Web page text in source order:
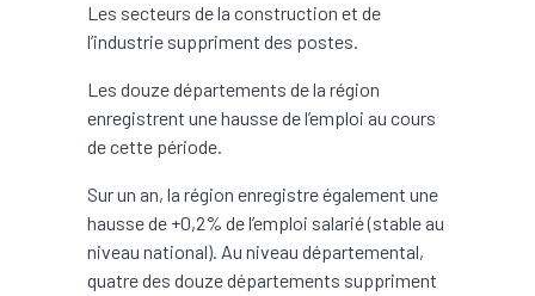
Les secteurs de la construction et de
l’industrie suppriment des postes.
Les douze départements de la région
enregistrent une hausse de l’emploi au cours
de cette période.
Sur un an, la région enregistre également une
hausse de +0,2% de l’emploi salarié (stable au
niveau national). Au niveau départemental,
quatre des douze départements suppriment